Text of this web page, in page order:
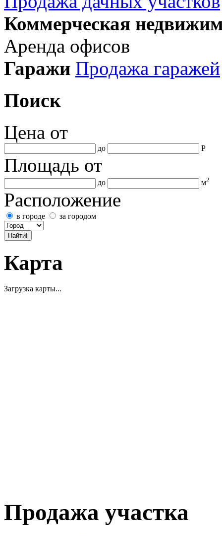
Коммерческая
Аренда офисов
Гаражи Продажа гаражей
Поиск
Цена от
до Р
Площадь от
до м2
Расположение
в городе за городом
Карта
Загрузка карты...
Продажа участка